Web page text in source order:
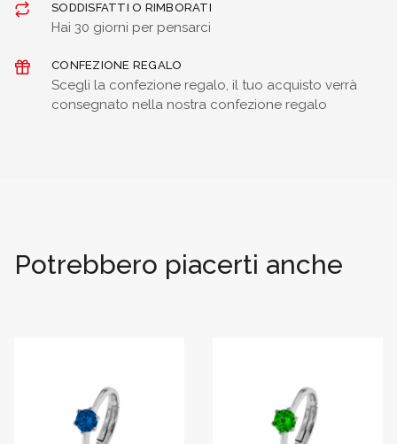
SODDISFATTI O RIMBORATI
Hai 30 giorni per pensarci
CONFEZIONE REGALO
Scegli la confezione regalo, il tuo acquisto verrà
consegnato nella nostra confezione regalo
Potrebbero piacerti anche